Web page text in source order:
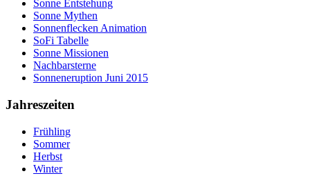
Sonne Entstehung
Sonne Mythen
Sonnenflecken Animation
SoFi Tabelle
Sonne Missionen
Nachbarsterne
Sonneneruption Juni 2015
Jahreszeiten
Frühling
Sommer
Herbst
Winter